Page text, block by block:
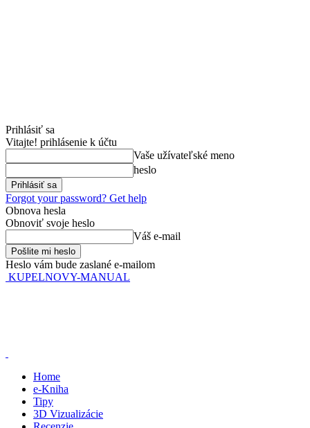
Prihlásiť sa
Vitajte! prihlásenie k účtu
Vaše užívateľské meno
heslo
Forgot your password? Get help
Obnova hesla
Obnoviť svoje heslo
Váš e-mail
Heslo vám bude zaslané e-mailom
KUPELNOVY-MANUAL
Home
e-Kniha
Tipy
3D Vizualizácie